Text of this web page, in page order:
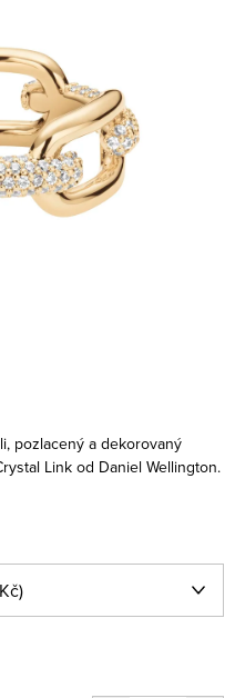
pozlacený a dekorovaný
Link od Daniel Wellington.